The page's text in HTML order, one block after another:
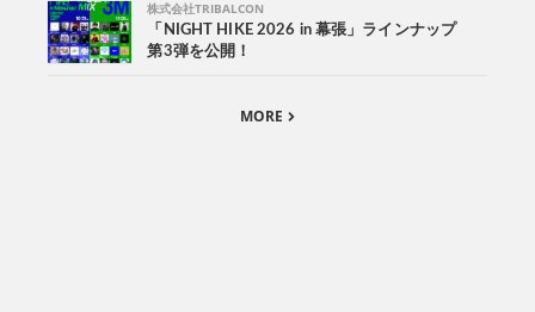
株式会社TRIBALCON
「NIGHT HIKE 2026 in 幕張」ラインナップ
第3弾を公開！
MORE